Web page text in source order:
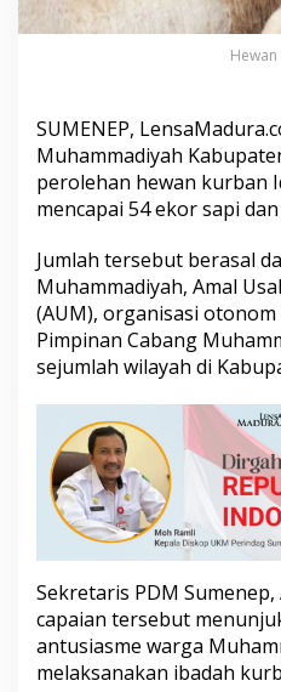
i
d
a
2
K
a
m
i
n
K
n
p
d
a
d
u
Hewan
SUMENEP,
Muhammadiyah
perolehan hewan kurban
mencapai 54 ekor sapi
Jumlah tersebut berasal
Muhammadiyah, Amal
(AUM), organisasi
Pimpinan Cabang
sejumlah wilayah di
Sekretaris PDM
capaian tersebut
antusiasme warga
melaksanakan ibadah